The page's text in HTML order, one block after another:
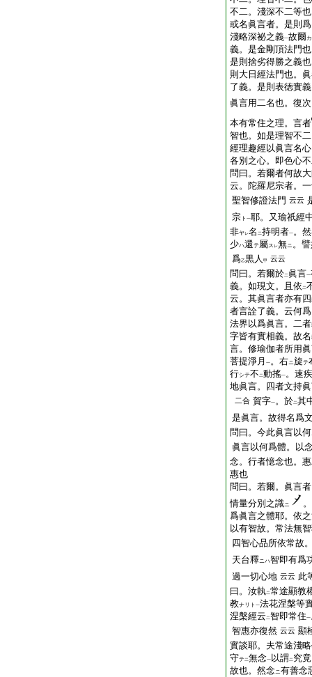
不二。淺深不二等
或名眞言者。是則爲
淺略深祕之義一故爾 カ
義。是金剛頂法門
是則捨劣得勝之義
則大日經法門也。
了義。是則表徳實
眞言用二名也。復
本有常住之理。言者
智也。如是理智不二
經理趣經以眞言名
各別之心。即色心
問曰。若爾者何故
云。陀羅尼宗者。
聖智修證法門 云云
宗 ト 一耶。又瑜祇經
非ヤレ名 二持明者一。
少ハ還テ屬ス レ無ニ。
爲乙黒人 甲 云云
問曰。若爾於二 眞言一
義。如現文。且依 二
云。其眞言者亦有
者言詮了義。云何
法界以爲眞言。二
字皆有實相義。故
言。修瑜伽者所用
菩提淨月 一。右ニ旋テ
行シテ不 二動搖一。速
地眞言。四者文持
二合 賀字一。於二其
是眞言。故得名爲
問曰。今此眞言以
眞言以何爲體。以
念。行者憶念也。惠
惠也
問曰。若爾。眞言
情量分別之識ニ
爲眞言之體耶。依
以有智故。常法無
四智心品所依常故
天台釋ニハ智即有爲
過一切心地 云云 此
曰。汝執二常途顯教
教ナリト 一法花涅槃等
涅槃經云 二智即常住一
智惠亦復然 云云 顯
實談耶。夫常途淺
守テ二無念一 以謂二 究竟
故也。然念ニ有善念